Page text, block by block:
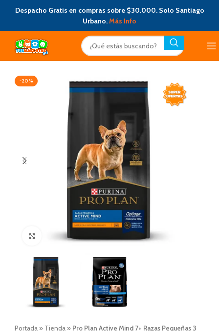
Despacho Gratis en compras sobre $30.000. Solo Santiago
Urbano.Más Info
-20%
Click to enlarge
Portada » Tienda » Pro Plan Active Mind 7+ Razas Pequeñas 3